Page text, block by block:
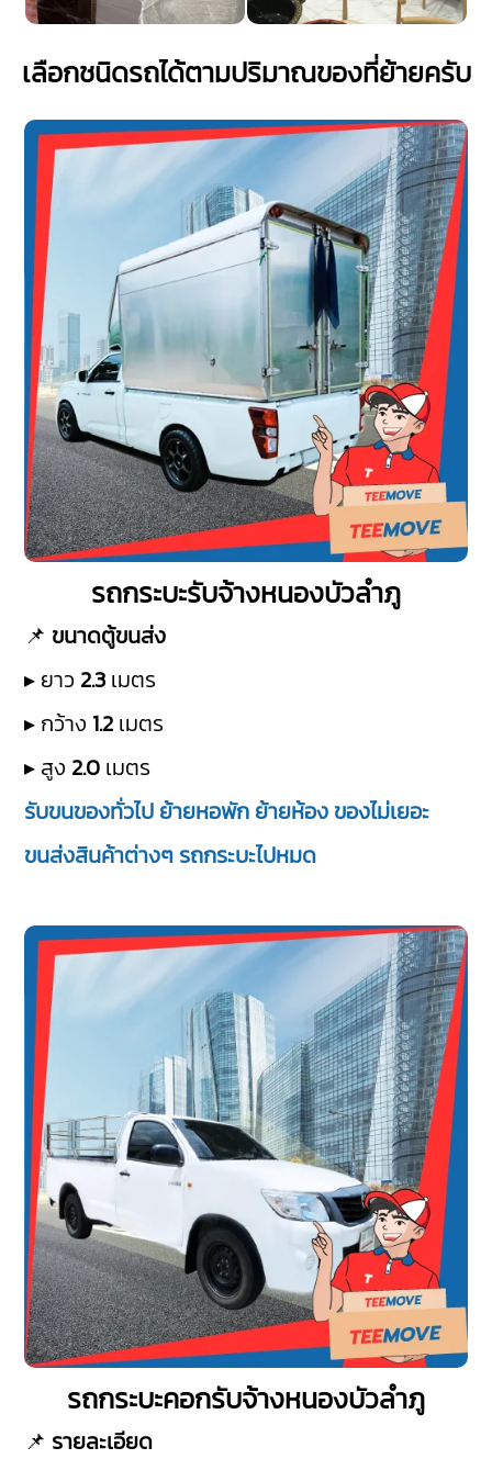
เลือกชนิดรถได้ตามปริมาณของที่ย้ายครับ
รถกระบะรับจ้างหนองบัวลำภู
📌 ขนาดตู้ขนส่ง
▸ ยาว 2.3 เมตร
▸ กว้าง 1.2 เมตร
▸ สูง 2.0 เมตร
รับขนของทั่วไป ย้ายหอพัก ย้ายห้อง ของไม่เยอะ
ขนส่งสินค้าต่างๆ รถกระบะไปหมด
รถกระบะคอกรับจ้างหนองบัวลำภู
📌 รายละเอียด